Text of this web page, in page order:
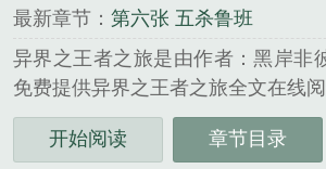
最新章节： 第六张 五杀鲁班
异界之王者之旅是由作者：黑岸非
免费提供异界之王者之旅全文在线阅
三秒记住本站：乐文天下 网址：
《异界之王者之旅》是黑岸非彼精
开始阅读 章节目录